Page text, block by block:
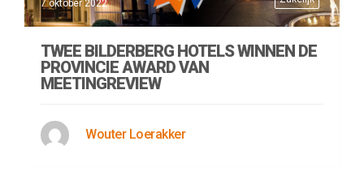
7 oktober 2022
TWEE BILDERBERG HOTELS WINNEN DE
PROVINCIE AWARD VAN
MEETINGREVIEW
Wouter Loerakker